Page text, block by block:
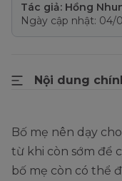
Tác giả: Hồng
Ngày cập nhật: 04/
Nội dung
Bố mẹ nên dạy
từ khi còn sớm để
bố mẹ còn có thể